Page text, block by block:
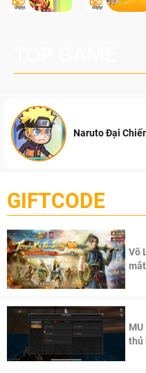
Naruto Đại
GIFTCODE
Võ
thủ